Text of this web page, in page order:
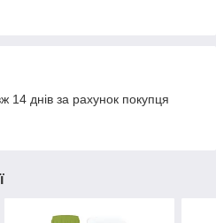
14 днів за рахунок покупця